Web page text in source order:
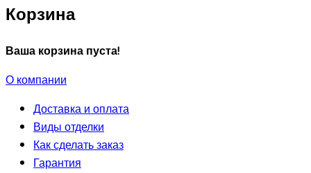
Корзина
Ваша корзина пуста!
О компании
Доставка и оплата
Виды отделки
Как сделать заказ
Гарантия